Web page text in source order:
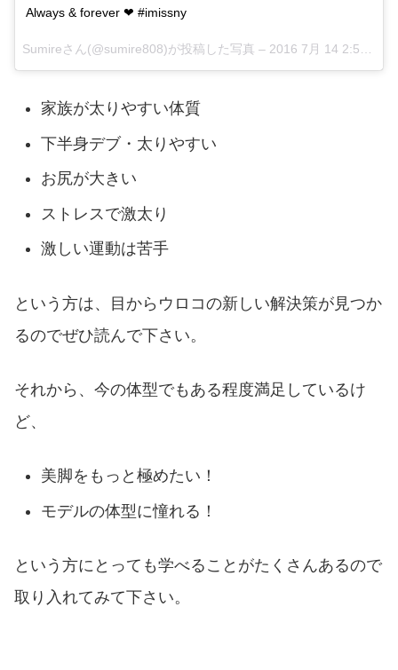
Always & forever ❤ #imissny
Sumireさん(@sumire808)が投稿した写真 – 2016 7月 14 2:56午前 PDT
家族が太りやすい体質
下半身デブ・太りやすい
お尻が大きい
ストレスで激太り
激しい運動は苦手
という方は、目からウロコの新しい解決策が見つか
るのでぜひ読んで下さい。
それから、今の体型でもある程度満足しているけ
ど、
美脚をもっと極めたい！
モデルの体型に憧れる！
という方にとっても学べることがたくさんあるので
取り入れてみて下さい。